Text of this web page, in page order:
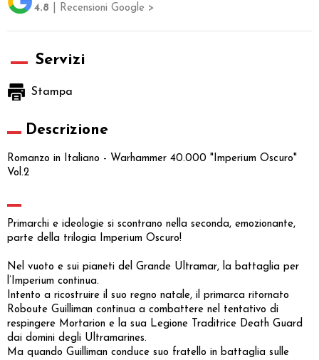
4.8 | Recensioni Google >
Servizi
Stampa
Descrizione
Romanzo in Italiano - Warhammer 40.000 "Imperium Oscuro"
Vol.2
Primarchi e ideologie si scontrano nella seconda, emozionante,
parte della trilogia Imperium Oscuro!
Nel vuoto e sui pianeti del Grande Ultramar, la battaglia per
l’Imperium continua.
Intento a ricostruire il suo regno natale, il primarca ritornato
Roboute Guilliman continua a combattere nel tentativo di
respingere Mortarion e la sua Legione Traditrice Death Guard
dai domini degli Ultramarines.
Ma quando Guilliman conduce suo fratello in battaglia sulle